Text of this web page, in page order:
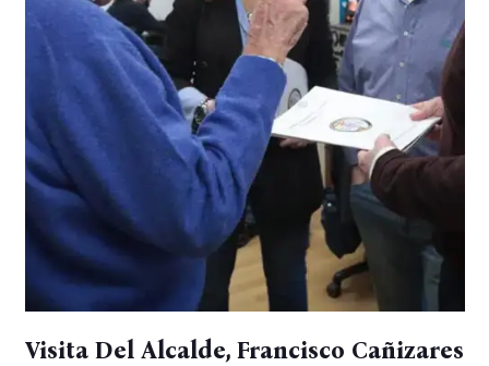
Visita Del Alcalde, Francisco Cañizares